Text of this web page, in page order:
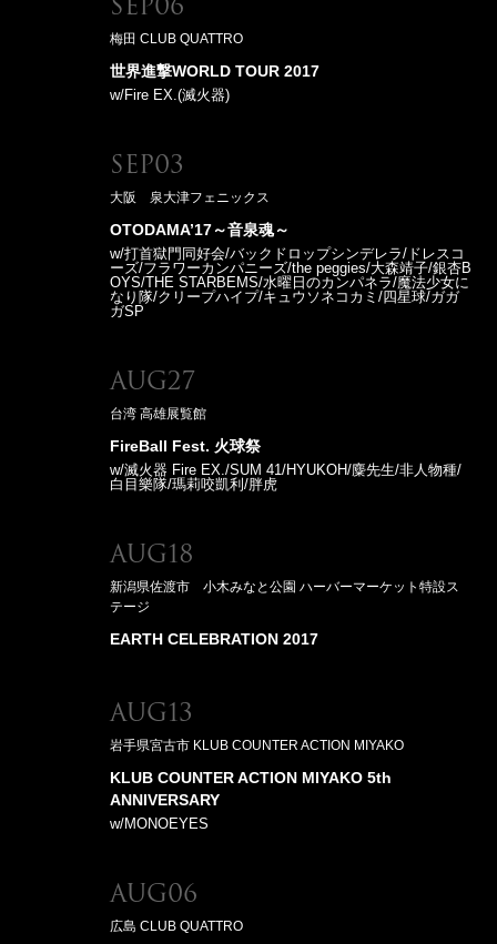
Sep06
梅田 CLUB QUATTRO
世界進撃WORLD TOUR 2017
w/Fire EX.(滅火器)
Sep03
大阪 泉大津フェニックス
OTODAMA’17～音泉魂～
w/打首獄門同好会/バックドロップシンデレラ/ドレスコ
ーズ/フラワーカンパニーズ/the peggies/大森靖子/銀杏B
OYS/THE STARBEMS/水曜日のカンパネラ/魔法少女に
なり隊/クリープハイプ/キュウソネコカミ/四星球/ガガ
ガSP
Aug27
台湾 高雄展覧館
FireBall Fest. 火球祭
w/滅火器 Fire EX./SUM 41/HYUKOH/麋先生/非人物種/
白目樂隊/瑪莉咬凱利/胖虎
Aug18
新潟県佐渡市 小木みなと公園 ハーバーマーケット特設ス
テージ
EARTH CELEBRATION 2017
Aug13
岩手県宮古市 KLUB COUNTER ACTION MIYAKO
KLUB COUNTER ACTION MIYAKO 5th
ANNIVERSARY
w/MONOEYES
Aug06
広島 CLUB QUATTRO